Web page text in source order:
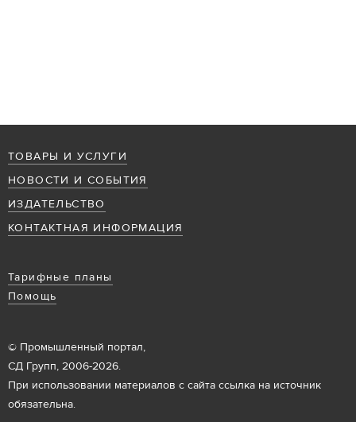
ТОВАРЫ И УСЛУГИ
НОВОСТИ И СОБЫТИЯ
ИЗДАТЕЛЬСТВО
КОНТАКТНАЯ ИНФОРМАЦИЯ
Тарифные планы
Помощь
© Промышленный портал,
СД Групп, 2006-2026.
При использовании материалов с сайта ссылка на источник
обязательна.